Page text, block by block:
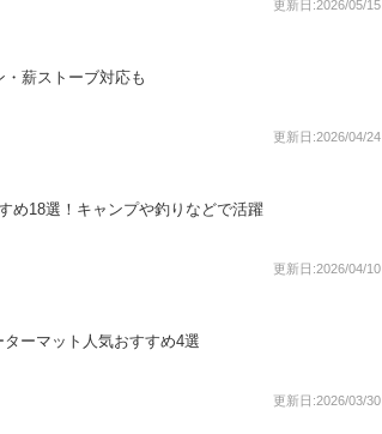
更新日:2026/05/15
薪ストーブ対応も
更新日:2026/04/24
め18選！キャンプや釣りなどで活躍
更新日:2026/04/10
ーマット人気おすすめ4選
更新日:2026/03/30